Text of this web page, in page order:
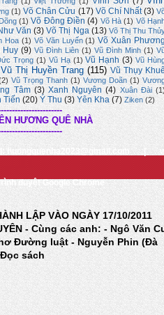
(1) Võ Chân Cửu (17) Võ Chí Nhất (3)
(1) Võ Đông Điền (4) Võ Hà (1) Võ
Văn (3) Võ Thị Nga (13) Võ Thị Thu
Hoa (1) Võ Văn Luyến (1) Võ Xuân
Huy (9) Vũ Đình Liên (1) Vũ Đình Minh (1)
Trọng (1) Vũ Hạ (1) Vũ Hạnh (3) Vũ
Vũ Thị Huyền Trang (115) Vũ Thụy
Vũ Trọng Thanh (1) Vương Doãn (1)
Tâm (3) Xanh Nguyên (4) Xuân Đài
Tiến (20) Ý Thu (3) Yên Kha (7) Ziken (2)
HƯƠNG QUÊ NHÀ
huongquenha2023@gmail.com
duyệt Google Chrome
LẬP VÀO NGÀY 17/10/2011
- Cùng các anh: - Ngô Văn
Đường luật - Nguyễn Phin (Đà
sách